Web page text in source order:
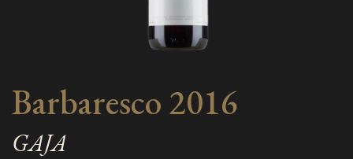
Barbaresco 2016
GAJA